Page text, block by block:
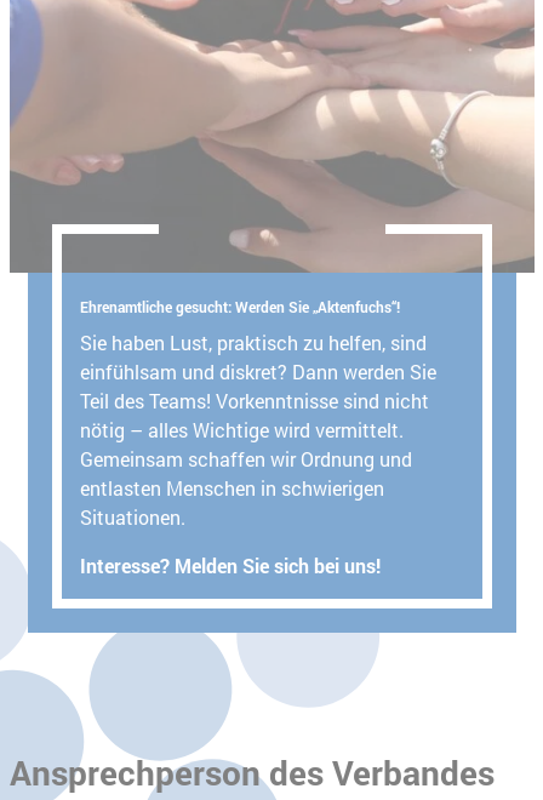
Ehrenamtliche gesucht: Werden Sie „Aktenfuchs“!
Sie haben Lust, praktisch zu helfen, sind
einfühlsam und diskret? Dann werden Sie
Teil des Teams! Vorkenntnisse sind nicht
nötig – alles Wichtige wird vermittelt.
Gemeinsam schaffen wir Ordnung und
entlasten Menschen in schwierigen
Situationen.
Interesse? Melden Sie sich bei uns!
Ansprechperson des Verbandes